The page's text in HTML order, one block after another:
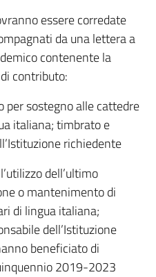
essere corredate
da una lettera a
contenente la
contributo:
per sostegno alle cattedre
italiana; timbrato e
richiedente
dell’ultimo
o mantenimento di
di lingua italiana;
dell’Istituzione
beneficiato di
2019-2023